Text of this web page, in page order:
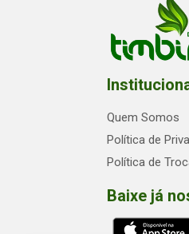
Quem Somos
Política de
Política de
Baixe já